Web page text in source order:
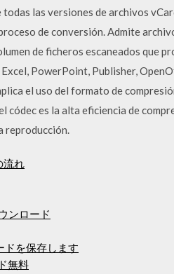
las versiones de archivos
de conversión. Admite
de ficheros escaneados que
PowerPoint, Publisher,
el uso del formato de
códec es la alta eficiencia de
reproducción.
流れ
ンロード
ドを保存します
無料